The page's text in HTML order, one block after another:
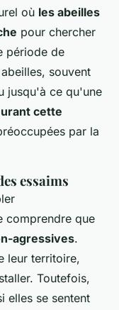
où les abeilles
pour chercher
période de
souvent
jusqu'à ce qu'une
cette
par la
essaims
comprendre que
agressives.
leur territoire,
Toutefois,
elles se sentent